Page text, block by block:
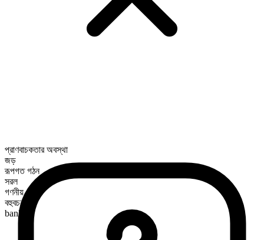
প্রাণবাচকতার অবস্থা
জড়
রূপগত গঠন
সরল
গণনীয়
বহুবচন রূপ
banks